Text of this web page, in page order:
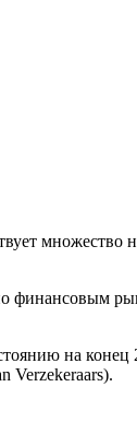
множество
финансовым
на конец
Verzekeraars).